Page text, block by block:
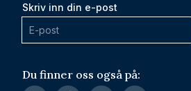
Du finner oss også på:
Skriv inn din e-post